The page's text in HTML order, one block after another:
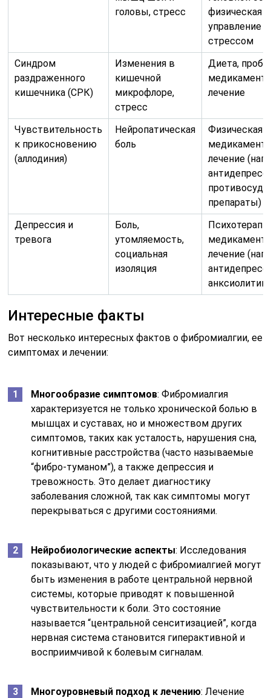
головы, стресс
физическая
управление
стрессом
Синдром
раздраженного
кишечника (СРК)
Изменения в
кишечной
микрофлоре,
стресс
Диета,
лечение
Чувствительность
к прикосновению
(аллодиния)
Нейропатическая
боль
Физическая
лечение
препараты)
Депрессия и
тревога
Боль,
утомляемость,
социальная
изоляция
лечение
Интересные факты
Вот несколько интересных фактов о фибромиалгии, ее
симптомах и лечении:
Многообразие симптомов: Фибромиалгия
характеризуется не только хронической болью в
мышцах и суставах, но и множеством других
симптомов, таких как усталость, нарушения сна,
когнитивные расстройства (часто называемые
“фибро-туманом”), а также депрессия и
тревожность. Это делает диагностику
заболевания сложной, так как симптомы могут
перекрываться с другими состояниями.
Нейробиологические аспекты: Исследования
показывают, что у людей с фибромиалгией могут
быть изменения в работе центральной нервной
системы, которые приводят к повышенной
чувствительности к боли. Это состояние
называется “центральной сенситизацией”, когда
нервная система становится гиперактивной и
восприимчивой к болевым сигналам.
Многоуровневый подход к лечению: Лечение